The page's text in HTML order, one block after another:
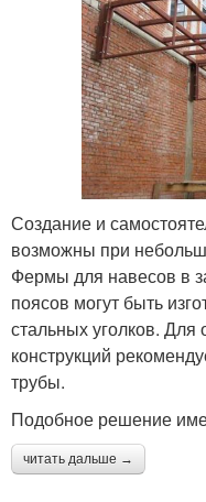
Создание и
возможны при
Фермы для навесов в
поясов могут быть
стальных уголков. Для
конструкций
трубы.
Подобное решение
читать дальше →